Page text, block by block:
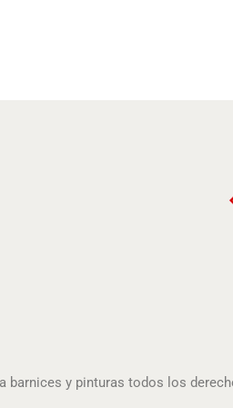
barnices y pinturas todos los